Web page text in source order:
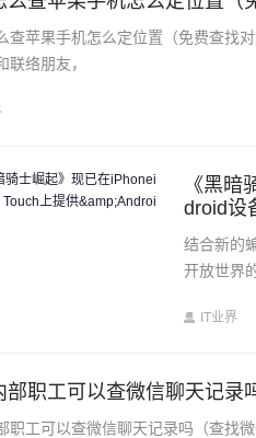
查苹果手机怎么定位置（免费查找
联络朋友，
《黑
droid设
结合新的
开放世界
IT业界
部职工可以查微信聊天记录
职工可以查微信聊天记录吗（查找